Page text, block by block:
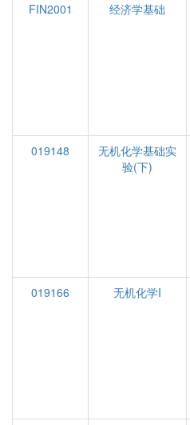
FIN2001
经济学基础
019148
无机化学基础实
验(下)
019166
无机化学I